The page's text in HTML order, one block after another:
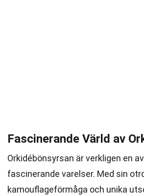
Fascinerande Värld av
Orkidébönsyrsan är verkligen en
fascinerande varelser. Med sin
kamouflageförmåga och unika